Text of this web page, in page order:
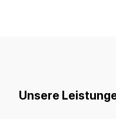
Unsere